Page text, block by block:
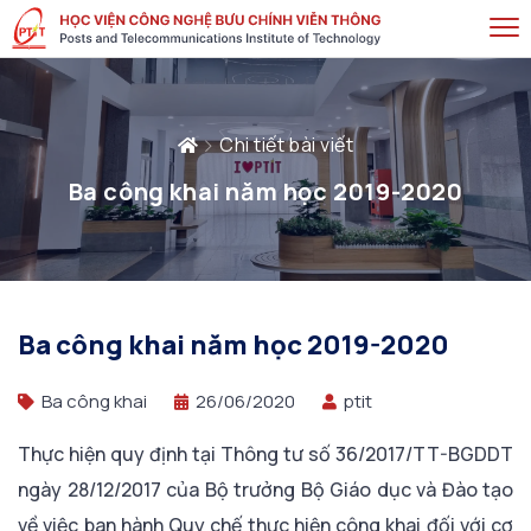
Chi tiết bài viết
Ba công khai năm học 2019-2020
Ba công khai năm học 2019-2020
Ba công khai 26/06/2020 ptit
Thực hiện quy định tại Thông tư số 36/2017/TT-BGDDT
ngày 28/12/2017 của Bộ trưởng Bộ Giáo dục và Đào tạo
về việc ban hành Quy chế thực hiện công khai đối với cơ